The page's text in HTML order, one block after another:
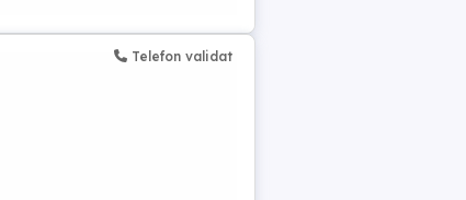
Telefon validat